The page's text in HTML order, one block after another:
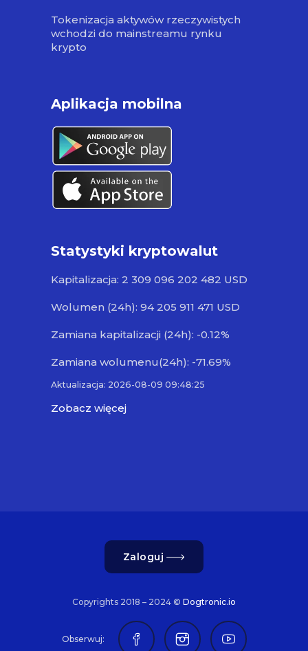
Tokenizacja aktywów rzeczywistych
wchodzi do mainstreamu rynku
krypto
Aplikacja mobilna
Statystyki kryptowalut
Kapitalizacja: 2 309 096 202 482 USD
Wolumen (24h): 94 205 911 471 USD
Zamiana kapitalizacji (24h): -0.12%
Zamiana wolumenu(24h): -71.69%
Aktualizacja: 2026-08-09 09:48:25
Zobacz więcej
Zaloguj
Copyrights 2018 – 2024 © Dogtronic.io
Obserwuj: